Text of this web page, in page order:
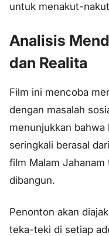
untuk menakut-
Analisis
dan Realita
Film ini mencoba
dengan masalah
menunjukkan
seringkali berasal
film Malam
dibangun.
Penonton akan
teka-teki di setiap